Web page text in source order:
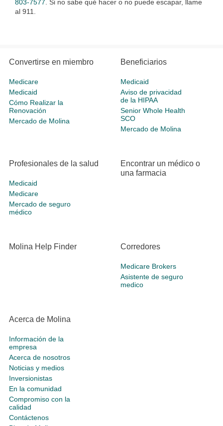
803-7577. Si no sabe qué hacer o no puede escapar, llame
al 911.
Convertirse en miembro
Medicare
Medicaid
Cómo Realizar la
Renovación
Mercado de Molina
Beneficiarios
Medicaid
Aviso de privacidad
de la HIPAA
Senior Whole Health
SCO
Mercado de Molina
Profesionales de la salud
Medicaid
Medicare
Mercado de seguro
médico
Encontrar un médico o
una farmacia
Molina Help Finder Corredores
Medicare Brokers
Asistente de seguro
medico
Acerca de Molina
Información de la
empresa
Acerca de nosotros
Noticias y medios
Inversionistas
En la comunidad
Compromiso con la
calidad
Contáctenos